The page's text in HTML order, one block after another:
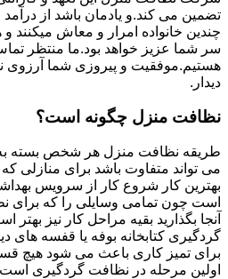
تضمین می کند.و یادمان باشد از
چندین خانواده امرار و معاش
سر شما عزیز خواهد بود.ما منتظر
هستیم.موفقیت و پیروزی شما آرزوی
دیدار.
نظافت منزل چگونه است؟
طریقه نظافت منزل هر شخص بسته به
می تواند متفاوت باشد برای منازلی
بهترین کار شروع کار از سرویس
است چون تمامی وسایلی را که برای
آنجا بگذارید بقیه مراحل کار نیز بهتر
گردگیری کتابخانه بوفه یا قفسه های
برای تمیز کاری باعث می شود هیچ
اولین مرحله در نظافت گردگیری است